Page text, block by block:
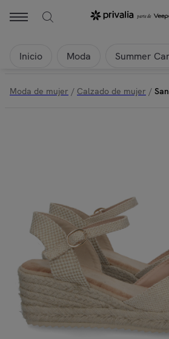
Inicio Moda Summer
Moda de mujer / Calzado de mujer /